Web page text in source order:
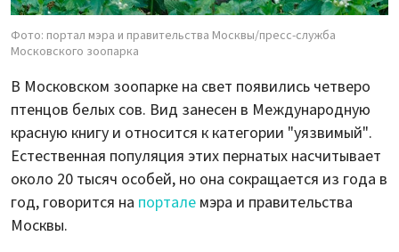
Фото: портал мэра и правительства Москвы/пресс-служба
Московского зоопарка
В Московском зоопарке на свет появились четверо
птенцов белых сов. Вид занесен в Международную
красную книгу и относится к категории "уязвимый".
Естественная популяция этих пернатых насчитывает
около 20 тысяч особей, но она сокращается из года в
год, говорится на портале мэра и правительства
Москвы.